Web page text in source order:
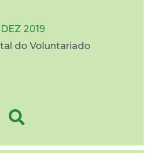
2019
do Voluntariado